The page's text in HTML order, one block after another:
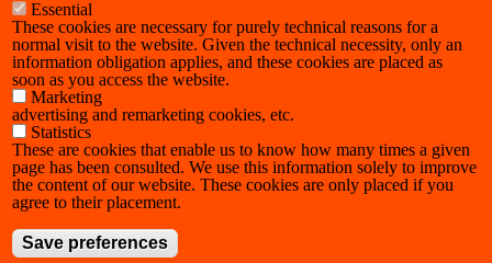
Essential
These cookies are necessary for purely technical reasons for a
normal visit to the website. Given the technical necessity, only an
information obligation applies, and these cookies are placed as
soon as you access the website.
Marketing
advertising and remarketing cookies, etc.
Statistics
These are cookies that enable us to know how many times a given
page has been consulted. We use this information solely to improve
the content of our website. These cookies are only placed if you
agree to their placement.
Save preferences